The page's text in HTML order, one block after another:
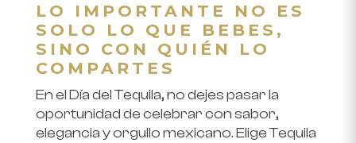
LO IMPORTANTE NO ES
SOLO LO QUE BEBES,
SINO CON QUIÉN LO
COMPARTES
En el Día del Tequila, no dejes pasar la
oportunidad de celebrar con sabor,
elegancia y orgullo mexicano. Elige Tequila